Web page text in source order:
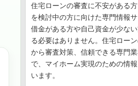
住宅ローンの審査に不安がある
を検討中の方に向けた専門情報サ
借金がある方や自己資金が少な
る必要はありません。住宅ロー
から審査対策、信頼できる専門
で、マイホーム実現のための情
います。